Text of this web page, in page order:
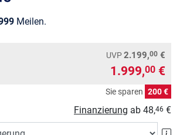
Meilen.
UVP2.199,00 €
1.999,00 €
Sie sparen 200 €
Finanzierung ab 48,46 €